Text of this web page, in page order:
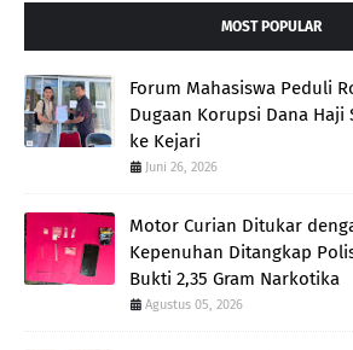
MOST POPULAR
Forum Mahasiswa Peduli
Dugaan Korupsi Dana Haji
ke Kejari
Juni 26, 2026
Motor Curian Ditukar
Kepenuhan Ditangkap
Bukti 2,35 Gram Narkotika
Agustus 05, 2026